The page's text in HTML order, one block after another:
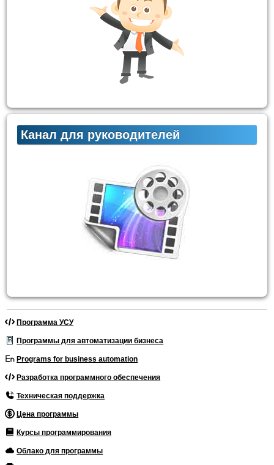
Канал для руководителей
Программа УСУ
Программы для автоматизации бизнеса
Programs for business automation
Разработка программного обеспечения
Техническая поддержка
Цена программы
Курсы программирования
Облако для программы